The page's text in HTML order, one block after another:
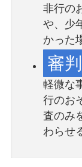
非行の
や、少
かった
審
軽微な
行のお
査のみ
わらせ